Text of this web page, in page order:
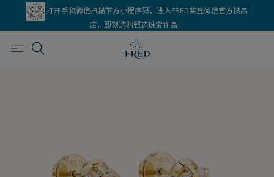
打开手机微信扫描下方小程序码，进入FRED斐登微信官方精品
店，即刻选购甄选珠宝作品！